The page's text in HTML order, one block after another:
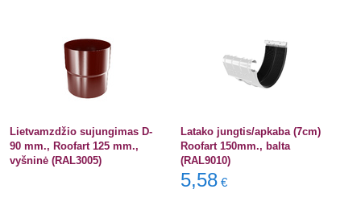
Lietvamzdžio sujungimas D-
90 mm., Roofart 125 mm.,
vyšninė (RAL3005)
Latako jungtis/apkaba (7cm)
Roofart 150mm., balta
(RAL9010)
5,58 €